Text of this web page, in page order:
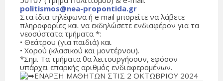
politismos@nea-propontida.gr
Στα ίδια τηλέφωνα ή e mail μπορείτε να λάβετε
πληροφορίες και να εκδηλώσετε ενδιαφέρον για τα
νεοσύστατα τμήματα *:
• Θεάτρου (για παιδιά) και
• Χορού (κλασικού και μοντέρνου).
*Σημ. Τα τμήματα θα λειτουργήσουν, εφόσον
υπάρχει επαρκής αριθμός ενδιαφερομένων.
ΕΝΑΡΞΗ ΜΑΘΗΤΩΝ ΣΤΙΣ 2 ΟΚΤΩΒΡΙΟΥ 2024